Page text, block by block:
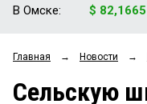
ОБЩЕСТВО
ЗАКОН
В Омске: $ 82,1665
Главная → Новости →
Сельскую